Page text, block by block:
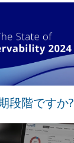
段階ですか?